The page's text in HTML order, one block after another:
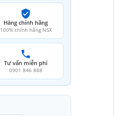
Hàng chính hãng
100% chính hãng NSX
Tư vấn miễn phí
0901 846 888